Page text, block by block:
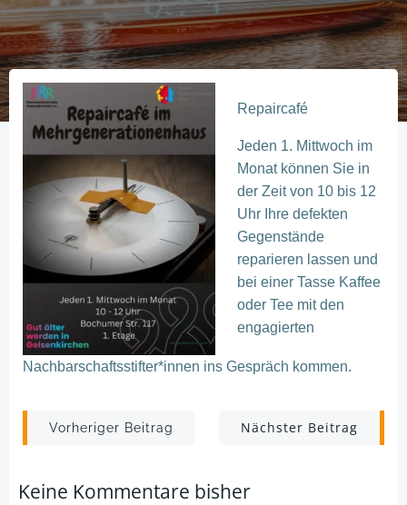
Repaircafé
Jeden 1. Mittwoch im
Monat können Sie in
der Zeit von 10 bis 12
Uhr Ihre defekten
Gegenstände
reparieren lassen und
bei einer Tasse Kaffee
oder Tee mitden
engagierten
Nachbarschaftsstifter*innen ins Gespräch kommen.
Post
navigation
Vorheriger Beitrag
Post
navigation
Nächster Beitrag
Keine Kommentare bisher